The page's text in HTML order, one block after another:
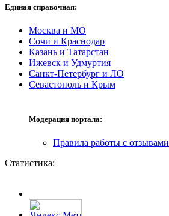
Единая справочная:
Москва и МО
Сочи и Краснодар
Казань и Татарстан
Ижевск и Удмуртия
Санкт-Петербург и ЛО
Севастополь и Крым
Модерация портала:
Правила работы с отзывами
Статистика: